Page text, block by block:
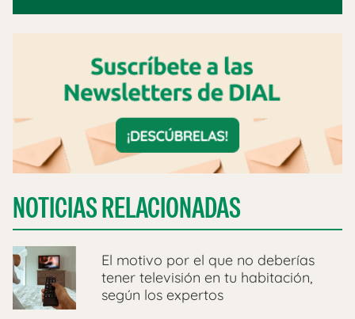
NOTICIAS RELACIONADAS
El motivo por el que no deberías
tener televisión en tu habitación,
según los expertos